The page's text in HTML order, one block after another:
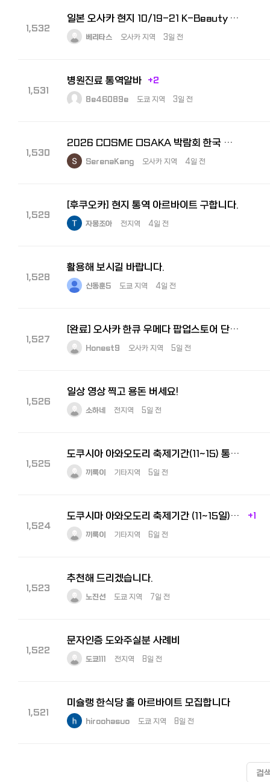
1,532
일본 오사카 현지 10/19-21 K-Beauty Expo 수출상담회 통역사 모집
베리타스 오사카 지역 3일 전
1,531
병원진료 통역알바 +2
8e46089e 도쿄 지역 3일 전
1,530
2026 COSME OSAKA 박람회 한국 참가 기업 부스 내 비즈니스 통역원 모집
SerenaKang 오사카 지역 4일 전
1,529
[후쿠오카] 현지 통역 아르바이트 구합니다.
자몽조아 전지역 4일 전
1,528
활용해 보시길 바랍니다.
신동훈5 도쿄 지역 4일 전
1,527
[완료] 오사카 한큐 우메다 팝업스토어 단기알바 구해요! 8월5일 ~ 11일
Honest9 오사카 지역 5일 전
1,526
일상 영상 찍고 용돈 버세요!
소하네 전지역 5일 전
1,525
도쿠시아 아와오도리 축제기간(11~15) 통역 구합니다
끼룩이 기타지역 5일 전
1,524
도쿠시마 아와오도리 축제기간 (11~15일) 통역 아르바이트 구인 +1
끼룩이 기타지역 6일 전
1,523
추천해 드리겠습니다.
노진선 도쿄 지역 7일 전
1,522
문자인증 도와주실분 사례비
도쿄111 전지역 8일 전
1,521
미슐랭 한식당 홀 아르바이트 모집합니다
hiroohasuo 도쿄 지역 8일 전
검